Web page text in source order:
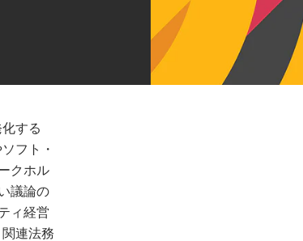
する
フト・
クホル
議論の
ィ経営
連法務